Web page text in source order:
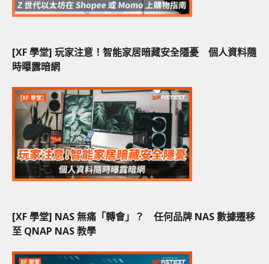
[XF 學堂] 玩家注意！智能家居暗藏安全隱憂 個人資料隨
時曝露暗網
[XF 學堂] NAS 無痛「轉會」？ 任何品牌 NAS 數據遷移
至 QNAP NAS 教學